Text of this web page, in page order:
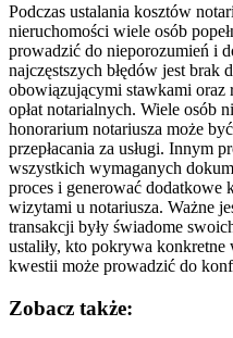
Podczas ustalania kosztów
nieruchomości wiele osób
prowadzić do nieporozumień i
najczęstszych błędów jest brak
obowiązującymi stawkami
opłat notarialnych. Wiele osób
honorarium notariusza może
przepłacania za usługi. Innym
wszystkich wymaganych
proces i generować dodatkowe
wizytami u notariusza. Ważne
transakcji były świadome
ustaliły, kto pokrywa
kwestii może prowadzić do
Zobacz także: